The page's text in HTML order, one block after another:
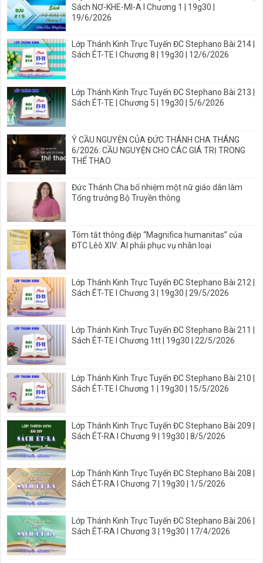
Sách NƠ-KHE-MI-A I Chương 1 | 19g30 |
19/6/2026
Lớp Thánh Kinh Trực Tuyến ĐC Stephano Bài 214 |
Sách ÉT-TE I Chương 8 | 19g30 | 12/6/2026
Lớp Thánh Kinh Trực Tuyến ĐC Stephano Bài 213 |
Sách ÉT-TE | Chương 5 | 19g30 | 5/6/2026
Ý CẦU NGUYỆN CỦA ĐỨC THÁNH CHA THÁNG
6/2026: CẦU NGUYỆN CHO CÁC GIÁ TRỊ TRONG
THỂ THAO
Đức Thánh Cha bổ nhiệm một nữ giáo dân làm
Tổng trưởng Bộ Truyền thông
Tóm tắt thông điệp “Magnifica humanitas” của
ĐTC Lêô XIV: AI phải phục vụ nhân loại
Lớp Thánh Kinh Trực Tuyến ĐC Stephano Bài 212 |
Sách ÉT-TE I Chương 3 | 19g30 | 29/5/2026
Lớp Thánh Kinh Trực Tuyến ĐC Stephano Bài 211 |
Sách ÉT-TE I Chương 1tt | 19g30 | 22/5/2026
Lớp Thánh Kinh Trực Tuyến ĐC Stephano Bài 210 |
Sách ÉT-TE I Chương 1 | 19g30 | 15/5/2026
Lớp Thánh Kinh Trực Tuyến ĐC Stephano Bài 209 |
Sách ÉT-RA I Chương 9 | 19g30 | 8/5/2026
Lớp Thánh Kinh Trực Tuyến ĐC Stephano Bài 208 |
Sách ÉT-RA I Chương 7 | 19g30 | 1/5/2026
Lớp Thánh Kinh Trực Tuyến ĐC Stephano Bài 206 |
Sách ÉT-RA I Chương 3 | 19g30 | 17/4/2026